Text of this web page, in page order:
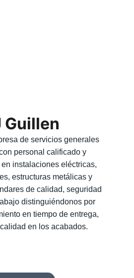
de servicios generales
personal calificado y
instalaciones eléctricas,
estructuras metálicas y
de calidad, seguridad
distinguiéndonos por
en tiempo de entrega,
en los acabados.
Guillen